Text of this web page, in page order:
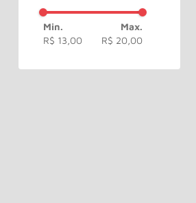
R$ 13,00 R$ 20,00